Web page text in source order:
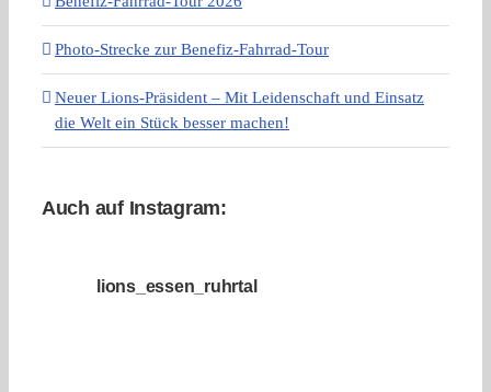
Photo-Strecke zur Benefiz-Fahrrad-Tour
Neuer Lions-Präsident – Mit Leidenschaft und Einsatz
die Welt ein Stück besser machen!
Auch auf Instagram:
lions_essen_ruhrtal